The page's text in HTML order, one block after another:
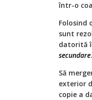
într-o
Folosind
sunt
datorită
secundare
Să
exterior
copie a